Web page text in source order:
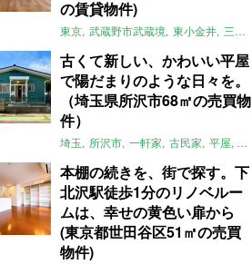
の賃貸物件)
東京 武蔵野市武蔵境 東小金井 三鷹
古くて新しい、かわいい平屋
で陽だまりのような日々を。
（埼玉県所沢市68㎡の売買物
件）
埼玉 所沢市 一軒家 古民家 平屋 庭
本棚の続きを、街で探す。下
北沢駅徒歩1分のリノベルー
ムは、幸せの黄色い扉から
(東京都世田谷区51㎡の売買
物件)